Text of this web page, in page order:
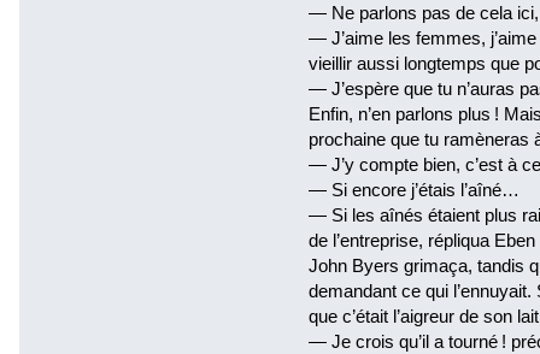
— Ne parlons pas de cela ici,
— J’aime les femmes, j’aime
vieillir aussi longtemps que
— J’espère que tu n’auras
Enfin, n’en parlons plus !
prochaine que tu ramèneras
— J’y compte bien, c’est à
— Si encore j’étais l’aîné…
— Si les aînés étaient plus
de l’entreprise, répliqua
John Byers grimaça, tandis
demandant ce qui
que c’était l’aigreur de son
— Je crois qu’il a tourné !